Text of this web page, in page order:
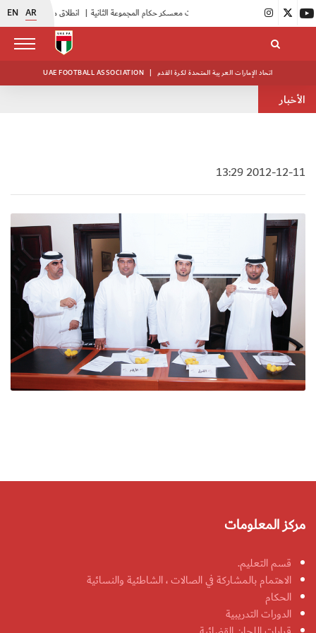
EN AR |
UAE FOOTBALL ASSOCIATION | اتحاد الإمارات العربية المتحدة لكرة القدم
الأخبار
2012-12-11 13:29
مركز المعلومات
قسم التعليم.
الاهتمام بالمشاركة في الصالات ، الشاطئية والنسائية
الحكام
الدورات التدريبية